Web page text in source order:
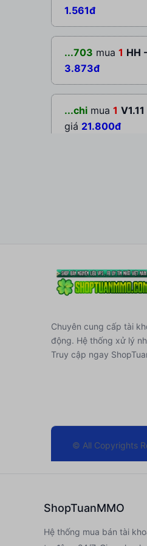
1.561đ
...703 mua 1 HH
3.873đ
...chi mua 1
giá 21.800đ
...123mua1
giá
...cat mua 1
giá21.000đ
...catmua30
10.886đ
Chuyên cung cấp tài
động. Hệ thống xử lý
Truy cập ngay
© All Copyrights
ShopTuanMMO
Hệ thống mua bán tài